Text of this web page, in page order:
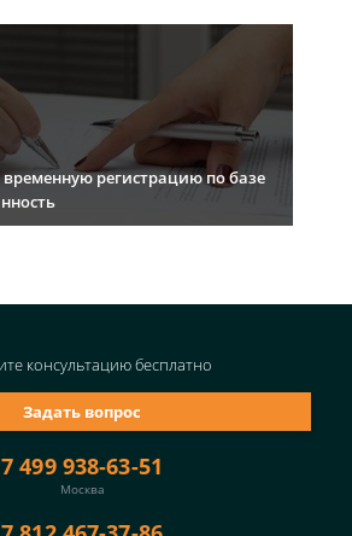
регистрацию по базе
7 499 938-63-51
Москва
Задать вопрос
консультациюбесплатно